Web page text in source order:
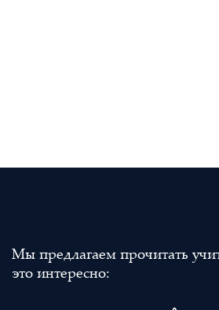
Мы предлагаем прочитать
это интересно: